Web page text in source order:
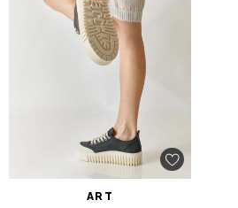
ART